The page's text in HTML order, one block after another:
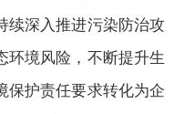
续深入推进污染防治攻
环境风险，不断提升生
保护责任要求转化为企